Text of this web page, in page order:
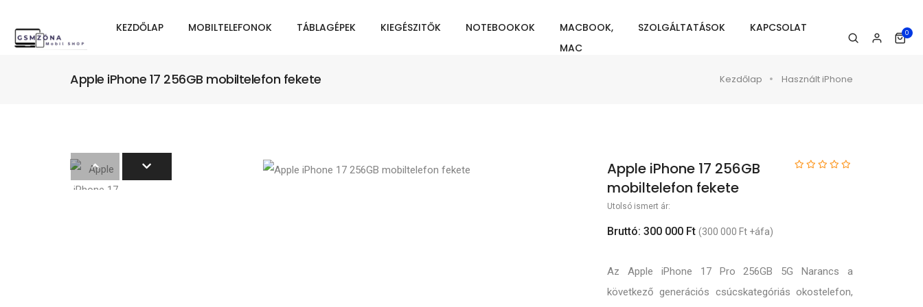
KEZDŐLAP MOBILTELEFONOK TÁBLAGÉPEK KIEGÉSZITŐK NOTEBOOKOK
MACBOOK,
MAC
SZOLGÁLTATÁSOK KAPCSOLAT 0
Apple iPhone 17 256GB mobiltelefon fekete Kezdőlap Használt iPhone
Apple iPhone 17 256GB
mobiltelefon fekete
Utolsó ismert ár:
Bruttó: 300 000 Ft (300 000 Ft +áfa)
Az Apple iPhone 17 Pro 256GB 5G Narancs a
következő generációs csúcskategóriás okostelefon,